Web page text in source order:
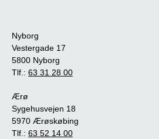
Nyborg
Vestergade 17
5800 Nyborg
Tlf.: 63 31 28 00
Ærø
Sygehusvejen 18
5970 Ærøskøbing
Tlf.: 63 52 14 00